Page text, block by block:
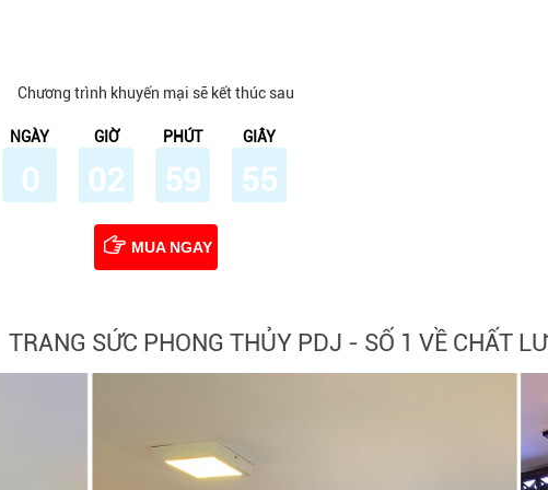
Chương trình khuyến mại sẽ kết thúc sau
NGÀY
0
GIỜ
02
PHÚT
59
GIÂY
54
MUA NGAY
TRANG SỨC PHONG THỦY PDJ - SỐ 1 VỀ CHẤT